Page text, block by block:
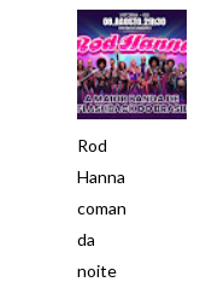
Rod
Hanna
coman
da
noite